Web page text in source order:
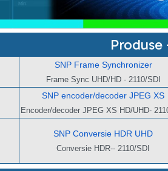
SNP Frame Synchronizer
Frame Sync UHD/HD - 2110/SDI
SNP encoder/decoder JPEG XS
Encoder/decoder JPEG XS HD/UHD-
SNP Conversie HDR UHD
Conversie HDR-- 2110/SDI